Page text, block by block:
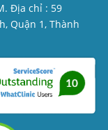
Địa chỉ : 59
Quận 1, Thành